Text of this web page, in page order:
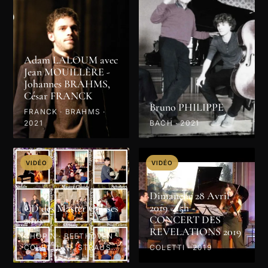
Adam LALOUM avec
Jean MOUILLÈRE -
Johannes BRAHMS,
César FRANCK
FRANCK · BRAHMS ·
2021
Bruno PHILIPPE
BACH · 2021
VIDÉO
CD des Master Classes
2019
CHOPIN · BEETHOVEN ·
COLETTI · R. STRAUSS
· PROKOFIEV · MOZART
VIDÉO
Dimanche 28 Avril
2019 - 15h -
CONCERT DES
REVELATIONS 2019
COLETTI · 2019